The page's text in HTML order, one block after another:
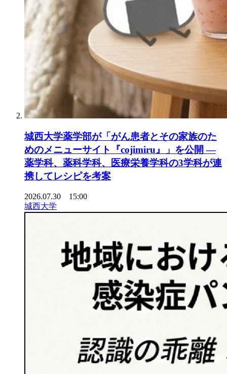
城西大学薬学部が「がん患者とその家族のた
めのメニューサイト『cojimiru』」を公開 ―
薬学科、薬科学科、医療栄養学科の3学科が連
携してレシピを考案
2026.07.30 15:00
城西大学